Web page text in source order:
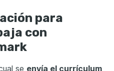
para
con
se envía el currículum